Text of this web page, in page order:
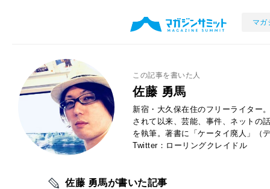
マガ
この記事を書いた人
佐藤 勇馬
新宿・大久保在住のフリーライター
されて以来、芸能、事件、ネットの
を執筆。著書に「ケータイ廃人」（
Twitter：ローリングクレイドル
佐藤 勇馬が書いた記事